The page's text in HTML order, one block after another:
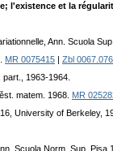
l'existence et la
Ann. Scuola
MR 0075415
Zbl
part., 1963-1964.
matem. 1968. MR
University of Berkeley,
Scuola Norm. Sup. Pisa